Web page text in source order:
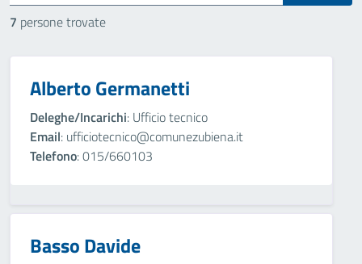
7 persone trovate
Alberto Germanetti
Deleghe/Incarichi: Ufficio tecnico
Email: ufficiotecnico@comunezubiena.it
Telefono: 015/660103
Basso Davide